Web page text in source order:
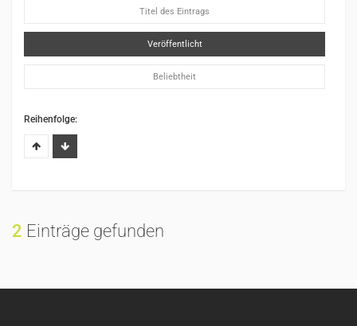
Titel des Eintrags
Veröffentlicht
Beliebtheit
Reihenfolge:
2 Einträge gefunden